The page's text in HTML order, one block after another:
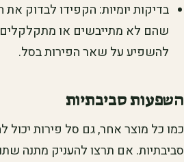
בדיקות יומיות: הקפידו לבדוק
שהם לא מתייבשים או מתקלקלים.
להשפיע על שאר הפירות בסל.
השפעות סביבתיות
כמו כל מוצר אחר, גם סל פירות יכול
סביבתיות. אם תרצו להעניק מתנה